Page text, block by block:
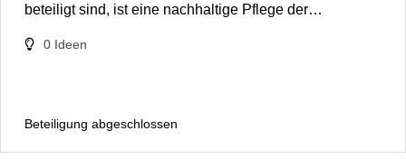
beteiligt sind, ist eine nachhaltige Pflege der…
0 Ideen
Beteiligung abgeschlossen